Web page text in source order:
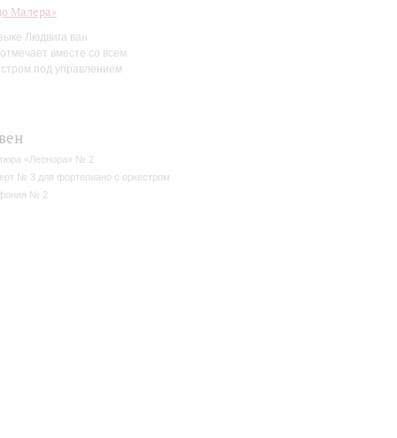
Малера»
Людвига ван
вместе со всем
под управлением
«Леонора» № 2
№ 3 для фортепиано с оркестром
№ 2